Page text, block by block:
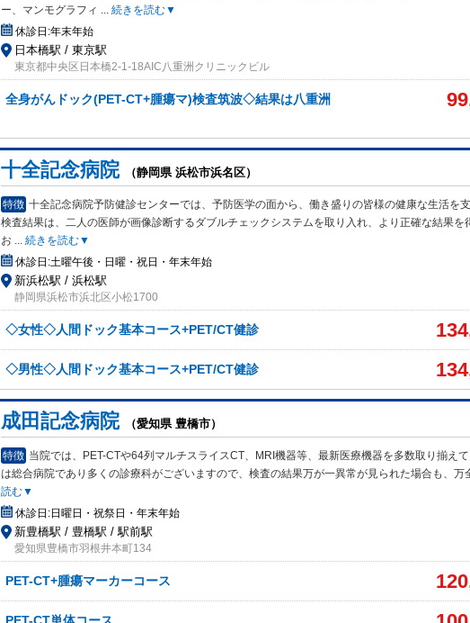
ー、マンモグラフィ ... 続きを読む▼
休診日:年末年始
日本橋駅 / 東京駅
東京都中央区日本橋2-1-18AIC八重洲クリニックビル
全身がんドック(PET-CT+腫瘍マ)検査筑波◇結果は八重洲
十全記念病院 （静岡県 浜松市浜名区）
特徴 十全記念病院予防健診センターでは、予防医学の面から、働き盛りの皆様の健康な生活を支
検査結果は、二人の医師が画像診断するダブルチェックシステムを取り入れ、より正確な結果を
お ... 続きを読む▼
休診日:土曜午後・日曜・祝日・年末年始
新浜松駅 / 浜松駅
静岡県浜松市浜北区小松1700
◇女性◇人間ドック基本コース+PET/CT健診
◇男性◇人間ドック基本コース+PET/CT健診
成田記念病院 （愛知県 豊橋市）
特徴 当院では、PET-CTや64列マルチスライスCT、MRI機器等、最新医療機器を多数取り揃え
は総合病院であり多くの診療科がございますので、検査の結果万が一異常が見られた場合も、万
読む▼
休診日:日曜日・祝祭日・年末年始
新豊橋駅 / 豊橋駅 / 駅前駅
愛知県豊橋市羽根井本町134
PET-CT+腫瘍マーカーコース